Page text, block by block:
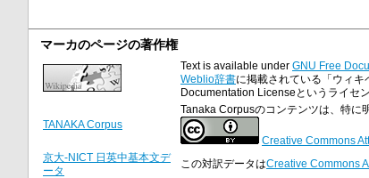
マーカのページの著作権
Text is available under GNU Free
Weblio辞書に掲載されている「ウィ
Documentation Licenseというライセ
TANAKA Corpus
Tanaka Corpusのコンテンツは、特に
Creative Commons
京大-NICT 日英中基本文デ
ータ
この対訳データはCreative Commons